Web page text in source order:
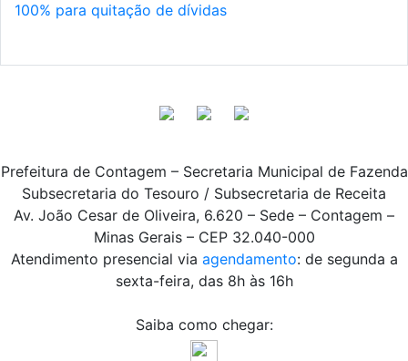
100% para quitação de dívidas
Prefeitura de Contagem – Secretaria Municipal de Fazenda
Subsecretaria do Tesouro / Subsecretaria de Receita
Av. João Cesar de Oliveira, 6.620 – Sede – Contagem –
Minas Gerais – CEP 32.040-000
Atendimento presencial via agendamento: de segunda a
sexta-feira, das 8h às 16h
Saiba como chegar: